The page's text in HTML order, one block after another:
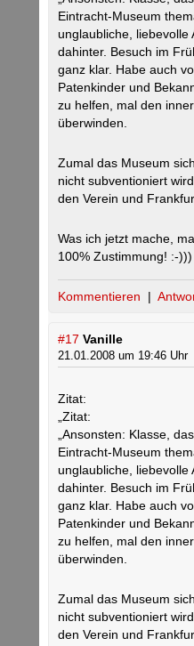
Eintracht-Museum
unglaubliche, liebevolle
dahinter. Besuch im
ganz klar. Habe auch
Patenkinder und
zu helfen, mal den
überwinden.
Zumal das Museum
nicht subventioniert
den Verein und
Was ich jetzt mache,
100% Zustimmung! :-)))
Kommentieren |
#17 Vanille
21.01.2008 um 19:46 Uhr
Zitat:
„Zitat:
„Ansonsten: Klasse,
Eintracht-Museum
unglaubliche, liebevolle
dahinter. Besuch im
ganz klar. Habe auch
Patenkinder und
zu helfen, mal den
überwinden.
Zumal das Museum
nicht subventioniert
den Verein und